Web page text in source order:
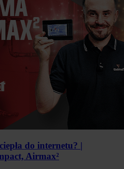
do internetu? |
Airmax²